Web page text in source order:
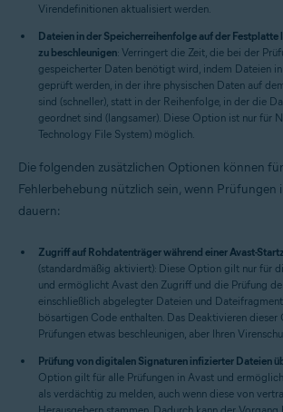
Virendefinitionen aktualisiert werden.
Dateien in der Speicherreihenfolge auf der Festplatte
zu beschleunigen: Verringert die Zeit, die bei der
gespeicherter Daten benötigt wird, indem Dateien
geprüft werden, in der ihre physischen Daten auf
sind (schneller), statt in der Reihenfolge, in der die
geordnet sind (langsamer). Diese Option ist nur für
Technology File System) möglich.
Die folgenden zusätzlichen Optionen können
Fehlerbehebung nützlich sein, wenn Prüfungen
dauern:
Zugriff auf Rohdatenträger während einer Avast-
(standardmäßig aktiviert): Diese Option gilt nur für
und ermöglicht Avast den Zugriff und die Prüfung
einschließlich abgelegter Dateien und
bösartigen Code enthalten. Das Deaktivieren
Prüfungen etwas beschleunigen, aber Ihren
Prüfung von digitalen Signaturen infizierter Dateien
Option gilt für alle Prüfungen in Avast und
als verdächtig zu melden, auch wenn diese von